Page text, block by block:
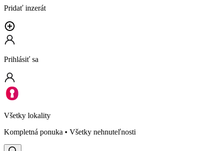
Pridať inzerát
Prihlásiť sa
Všetky lokality
Kompletná ponuka • Všetky nehnuteľnosti